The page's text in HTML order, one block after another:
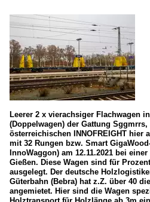
Leerer 2 x vierachsiger Flachwagen
(Doppelwagen) der Gattung Sggmrrs,
österreichischen INNOFREIGHT hier
mit 32 Rungen bzw. Smart
InnoWaggon) am 12.11.2021 bei
Gießen. Diese Wagen sind für
ausgelegt. Der deutsche
Güterbahn (Bebra) hat z.Z. über 40
angemietet. Hier sind die Wagen
Holztransport für Holzlänge ab 3m